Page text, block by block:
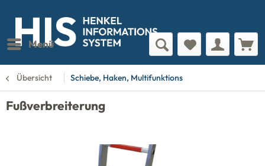
Menü
Übersicht Schiebe, Haken, Multifunktions
Fußverbreiterung